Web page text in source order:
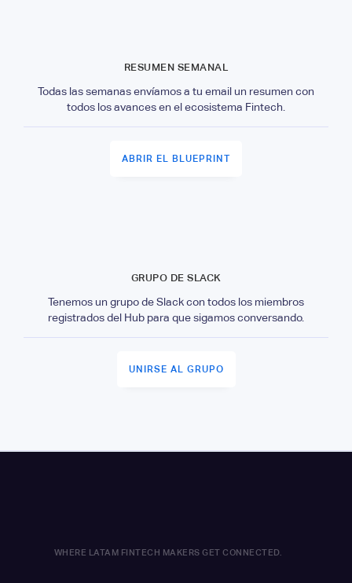
RESUMEN SEMANAL
Todas las semanas envíamos a tu email un resumen con
todos los avances en el ecosistema Fintech.
ABRIR EL BLUEPRINT
GRUPO DE SLACK
Tenemos un grupo de Slack con todos los miembros
registrados del Hub para que sigamos conversando.
UNIRSE AL GRUPO
WHERE LATAM FINTECH MAKERS GET CONNECTED.